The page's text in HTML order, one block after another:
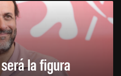
la figura